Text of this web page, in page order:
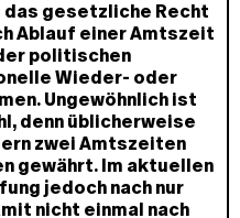
gesetzliche Recht
Ablauf einer Amtszeit
politischen
Wieder- oder
Ungewöhnlich ist
denn üblicherweise
zwei Amtszeiten
gewährt. Im aktuellen
jedoch nach nur
nicht einmal nach